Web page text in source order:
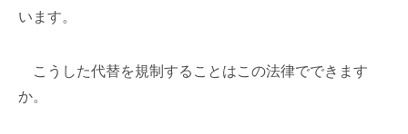
います。
こうした代替を規制することはこの法律でできます
か。